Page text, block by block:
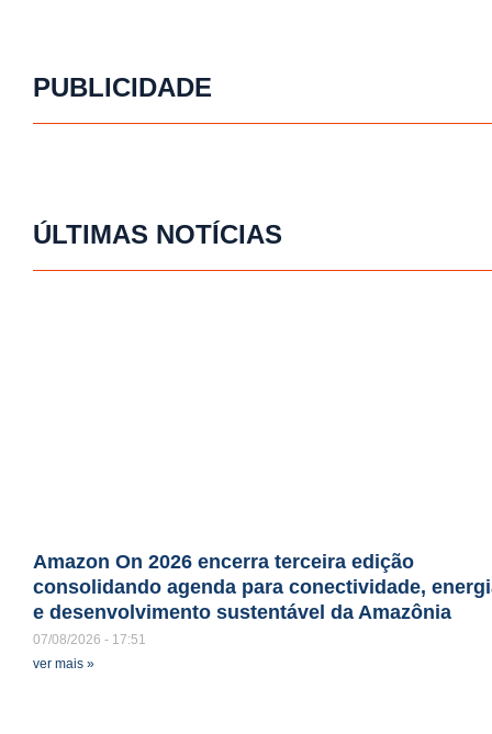
PUBLICIDADE
ÚLTIMAS NOTÍCIAS
Amazon On 2026 encerra terceira edição
consolidando agenda para conectividade,
e desenvolvimento sustentável da Amazônia
07/08/2026
17:51
ver mais »